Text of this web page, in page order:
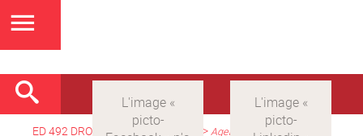
ED 492 DROIT > Version française >Agenda